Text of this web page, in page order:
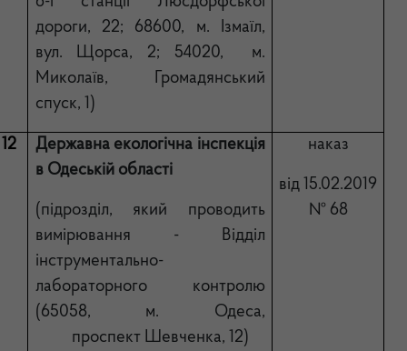
дороги, 22; 68600, м. Ізмаїл,
вул. Щорса, 2; 54020, м.
Миколаїв, Громадянський
спуск, 1)
12
Державна екологічна інспекція
в Одеській області
(підрозділ, який проводить
вимірювання - Відділ
інструментально-
лабораторного контролю
(65058, м. Одеса,
проспект Шевченка, 12)
наказ
від 15.02.2019
№ 68